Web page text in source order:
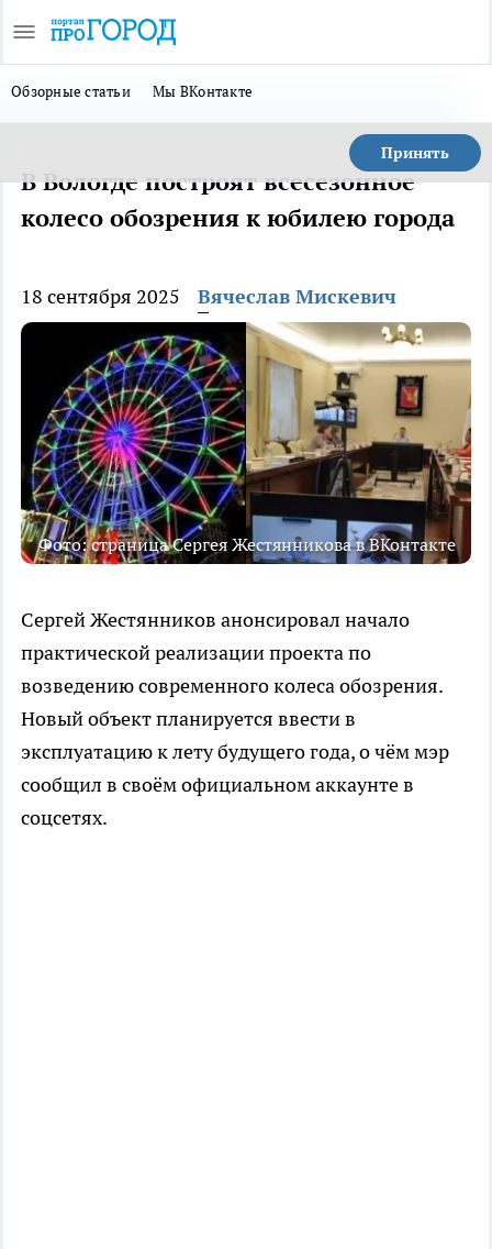
Обзорные статьи Мы ВКонтакте
Принять
В Вологде построят всесезонное
колесо обозрения к юбилею города
18 сентября 2025 Вячеслав Мискевич
Фото: страница Сергея Жестянникова в ВКонтакте
Сергей Жестянников анонсировал начало
практической реализации проекта по
возведению современного колеса обозрения.
Новый объект планируется ввести в
эксплуатацию к лету будущего года, о чём мэр
сообщил в своём официальном аккаунте в
соцсетях.